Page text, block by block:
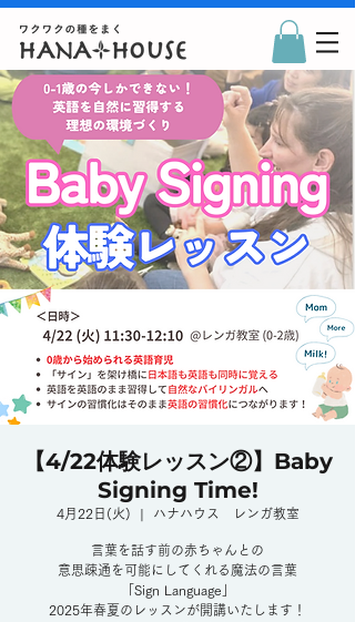
【4/22体験レッスン②】Baby
Signing Time!
4月22日(火)
  |
ハナハウス レンガ教室
言葉を話す前の赤ちゃんとの
意思疎通を可能にしてくれる魔法の言葉
「Sign Language」
2025年春夏のレッスンが開講いたします！